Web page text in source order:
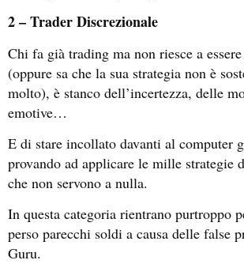
2 – Trader Discrezionale
Chi fa già trading ma non riesce a
(oppure sa che la sua strategia non è
molto), è stanco dell’incertezza, delle
emotive…
E di stare incollato davanti al computer
provando ad applicare le mille strategie
che non servono a nulla.
In questa categoria rientrano purtroppo
perso parecchi soldi a causa delle false
Guru.